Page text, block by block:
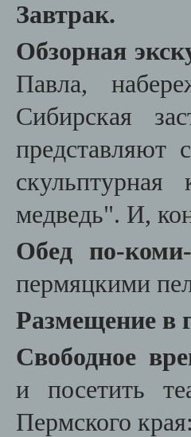
Завтрак.
Обзорная
Павла,
Сибирская
представляют
медведь". И,
Обед по-
пермяцкими
Размещение в
Свободное
и посетить
Пермского края: